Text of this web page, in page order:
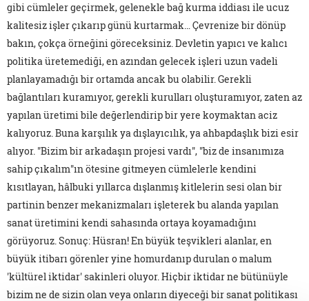
gibi cümleler geçirmek, gelenekle bağ kurma iddiası ile ucuz
kalitesiz işler çıkarıp günü kurtarmak… Çevrenize bir dönüp
bakın, çokça örneğini göreceksiniz. Devletin yapıcı ve kalıcı
politika üretemediği, en azından gelecek işleri uzun vadeli
planlayamadığı bir ortamda ancak bu olabilir. Gerekli
bağlantıları kuramıyor, gerekli kurulları oluşturamıyor, zaten az
yapılan üretimi bile değerlendirip bir yere koymaktan aciz
kalıyoruz. Buna karşılık ya dışlayıcılık, ya ahbapdaşlık bizi esir
alıyor. "Bizim bir arkadaşın projesi vardı", "biz de insanımıza
sahip çıkalım"ın ötesine gitmeyen cümlelerle kendini
kısıtlayan, hâlbuki yıllarca dışlanmış kitlelerin sesi olan bir
partinin benzer mekanizmaları işleterek bu alanda yapılan
sanat üretimini kendi sahasında ortaya koyamadığını
görüyoruz. Sonuç: Hüsran! En büyük teşvikleri alanlar, en
büyük itibarı görenler yine homurdanıp durulan o malum
'kültürel iktidar' sakinleri oluyor. Hiçbir iktidar ne bütünüyle
bizim ne de sizin olan veya onların diyeceği bir sanat politikası